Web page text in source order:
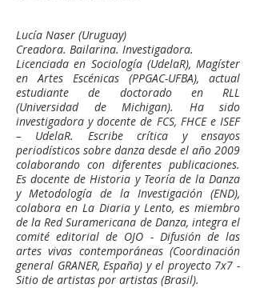
Lucía Naser (Uruguay)
Creadora. Bailarina. Investigadora.
Licenciada en Sociología (UdelaR), Magíster
en Artes Escénicas (PPGAC-UFBA), actual
estudiante de doctorado en RLL
(Universidad de Michigan). Ha sido
investigadora y docente de FCS, FHCE e ISEF
– UdelaR. Escribe crítica y ensayos
periodísticos sobre danza desde el año 2009
colaborando con diferentes publicaciones.
Es docente de Historia y Teoría de la Danza
y Metodología de la Investigación (END),
colabora en La Diaria y Lento, es miembro
de la Red Suramericana de Danza, integra el
comité editorial de OJO - Difusión de las
artes vivas contemporáneas (Coordinación
general GRANER, España) y el proyecto 7x7 -
Sitio de artistas por artistas (Brasil).